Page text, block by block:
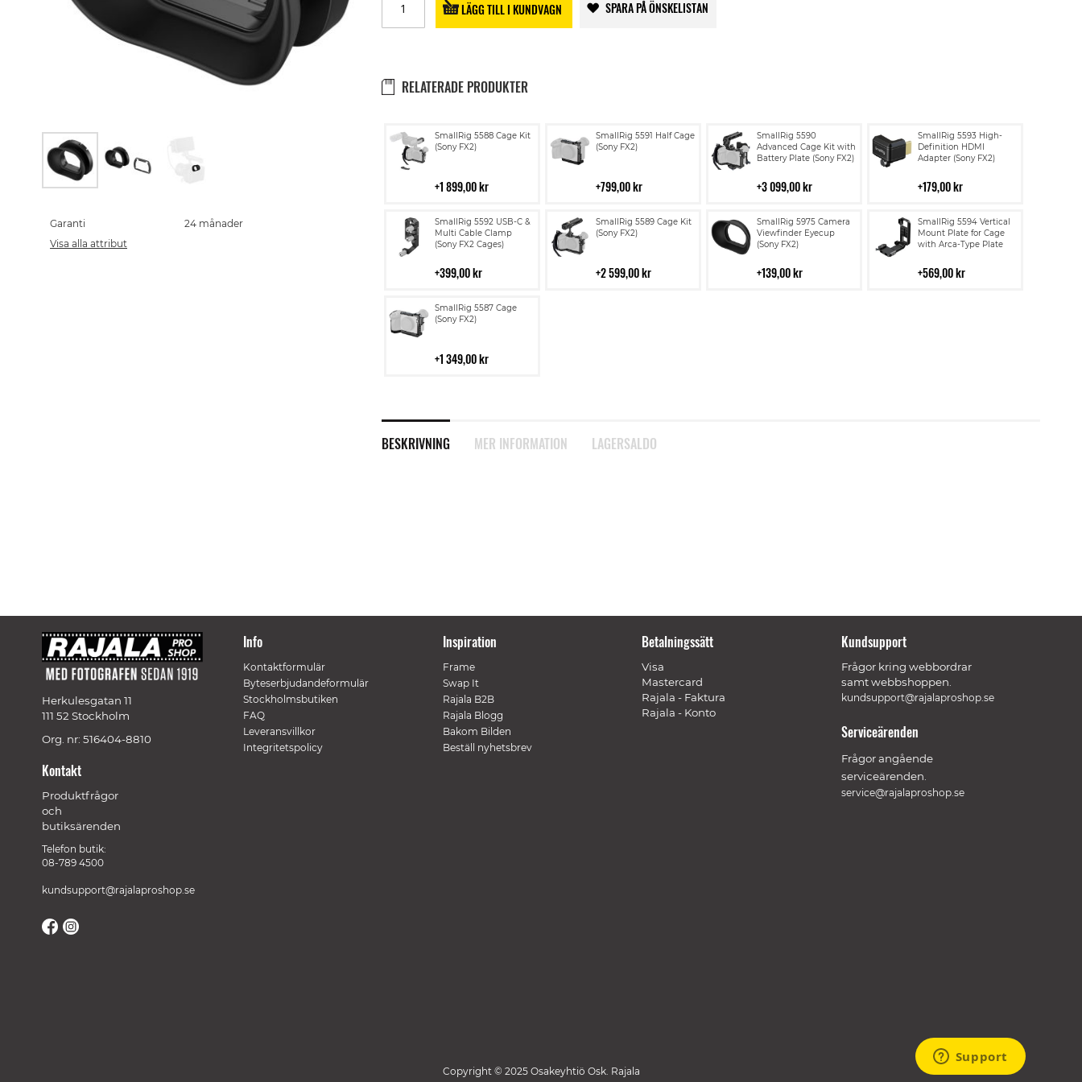
LÄGG TILL I KUNDVAGN SPARA PÅ ÖNSKELISTAN
RELATERADE PRODUKTER
SmallRig 5588 Cage Kit
(Sony FX2)
1 899,00 kr
Lägg
till
SmallRig 5591 Half Cage
(Sony FX2)
799,00 kr
Lägg
till
SmallRig 5590
Advanced Cage Kit with
Battery Plate (Sony FX2)
3 099,00 kr
Lägg
till
i
SmallRig 5593 High-
Definition HDMI
Adapter (Sony FX2)
179,00 kr
Lägg
till
i
SmallRig 5592 USB-C &
Multi Cable Clamp
(Sony FX2 Cages)
399,00 kr
Lägg
till
i
SmallRig 5589 Cage Kit
(Sony FX2)
2 599,00 kr
Lägg
till
SmallRig 5975 Camera
Viewfinder Eyecup
(Sony FX2)
139,00 kr
Lägg
till
i
SmallRig 5594 Vertical
Mount Plate for Cage
with Arca-Type Plate
569,00 kr
Lägg
till
i
SmallRig 5587 Cage
(Sony FX2)
1 349,00 kr
Lägg
till
BESKRIVNING MER INFORMATION LAGERSALDO
the
beginning
of
Garanti
24 månader
Visa alla attribut
Herkulesgatan 11
111 52 Stockholm
Org. nr: 516404-8810
Kontakt
Produktfrågor
och
butiksärenden
Telefon butik:
08-789 4500
kundsupport@rajalaproshop.se
Info
Kontaktformulär
Byteserbjudandeformulär
Stockholmsbutiken
FAQ
Leveransvillkor
Integritetspolicy
Inspiration
Frame
Swap It
Rajala B2B
Rajala Blogg
Bakom Bilden
Beställ nyhetsbrev
Betalningssätt
Visa
Mastercard
Rajala - Faktura
Rajala - Konto
Kundsupport
Frågor kring webbordrar
samt webbshoppen.
kundsupport@rajalaproshop.se
Serviceärenden
Frågor angående
serviceärenden.
service@rajalaproshop.se
Copyright © 2025 Osakeyhtiö Osk. Rajala